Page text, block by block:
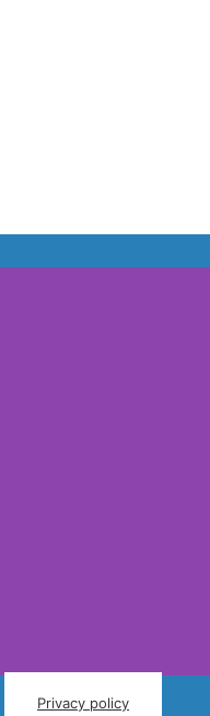
Privacy policy